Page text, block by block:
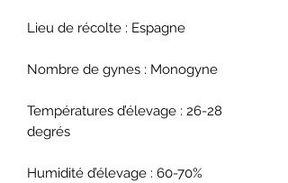
Lieu de récolte : Espagne
Nombre de gynes : Monogyne
Températures d’élevage : 26-28
degrés
Humidité d’élevage : 60-70%